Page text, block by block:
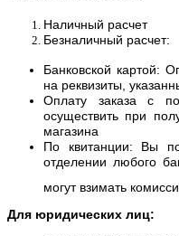
Наличный расчет
Безналичный расчет:
Банковской картой:
на реквизиты,
Оплату заказа с
осуществить при
магазина
По квитанции: Вы
отделении любого
могут взимать
Для юридических лиц: